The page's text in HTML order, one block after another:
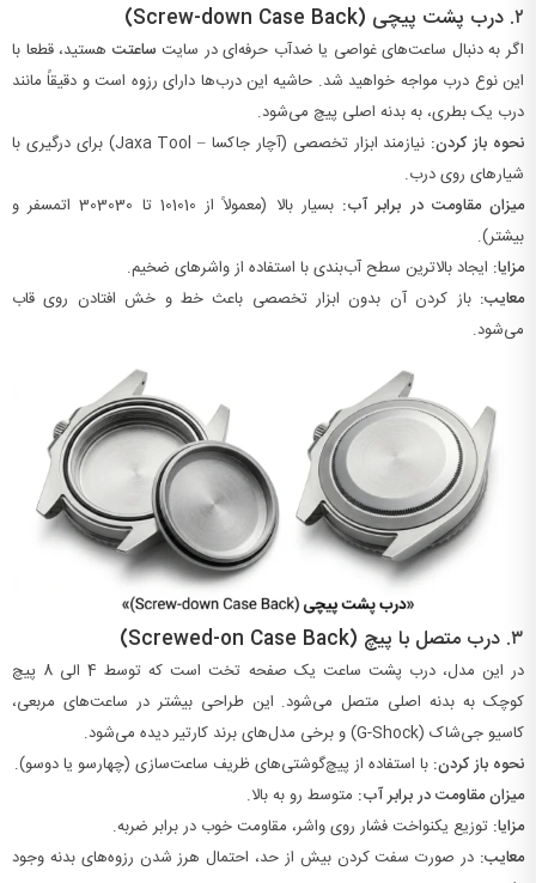
۲. درب پشت پیچی (Screw-down Case Back)
اگر به دنبال ساعت‌های غواصی یا ضدآب حرفه‌ای در سایت ساعتت هستید، قطعا با
این نوع درب مواجه خواهید شد. حاشیه این درب‌ها دارای رزوه است و دقیقاً مانند
درب یک بطری، به بدنه اصلی پیچ می‌شود.
نحوه باز کردن:
نیازمند ابزار تخصصی (آچار جاکسا – Jaxa Tool) برای درگیری با
شیارهای روی درب.
میزان مقاومت در برابر آب: بسیار بالا (معمولاً از 101010 تا 303030
اتمسفر و
بیشتر).
مزایا: ایجاد بالاترین سطح آب‌بندی با استفاده از واشرهای ضخیم.
معایب: باز کردن آن بدون ابزار تخصصی باعث خط و خش افتادن روی قاب
می‌شود.
۳. درب متصل با پیچ (Screwed-on Case Back)
در این مدل، درب پشت ساعت یک صفحه تخت است که توسط 4 الی 8 پیچ
کوچک به بدنه اصلی متصل می‌شود. این طراحی بیشتر در ساعت‌های مربعی،
کاسیو جی‌شاک (G-Shock) و برخی مدل‌های برند کارتیر دیده می‌شود.
نحوه باز کردن: با استفاده از پیچ‌گوشتی‌های ظریف ساعت‌سازی (چهارسو یا دوسو).
میزان مقاومت در برابر آب: متوسط رو به بالا.
مزایا: توزیع یکنواخت فشار روی واشر، مقاومت خوب در برابر ضربه.
معایب: در صورت سفت کردن بیش از حد، احتمال هرز شدن رزوه‌های بدنه وجود